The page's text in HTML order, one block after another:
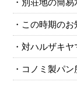
この時期の
対ハルザキヤ
コノミ製パ